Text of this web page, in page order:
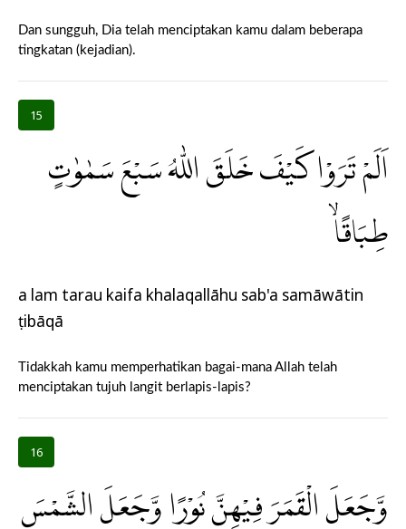
Dan sungguh, Dia telah menciptakan kamu dalam beberapa
tingkatan (kejadian).
15
اَلَمْ تَرَوْا كَيْفَ خَلَقَ اللّٰهُ سَبْعَ سَمٰوٰتٍ
طِبَاقًاۙ
a lam tarau kaifa khalaqallāhu sab'a samāwātin
ṭibāqā
Tidakkah kamu memperhatikan bagai-mana Allah telah
menciptakan tujuh langit berlapis-lapis?
16
وَّجَعَلَ الْقَمَرَ فِيْهِنَّ نُوْرًا وَّجَعَلَ الشَّمْسَ